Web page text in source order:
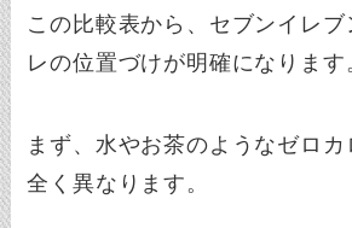
この比較表から、セブンイレブ
レの位置づけが明確になります
まず、水やお茶のようなゼロ
全く異なります。